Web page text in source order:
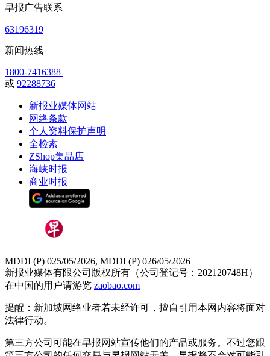
早报广告联系
63196319
新闻热线
1800-7416388
或 92288736
新报业媒体网站
网络条款
个人资料保护声明
全检索
ZShop集品店
海峡时报
商业时报
MDDI (P) 025/05/2026, MDDI (P) 026/05/2026
新报业媒体有限公司版权所有（公司登记号：202120748H）
在中国的用户请游览 zaobao.com
提醒：新加坡网络业者若未经许可，擅自引用本网内容将面对
法律行动。
第三方公司可能在早报网站宣传他们的产品或服务。不过您跟